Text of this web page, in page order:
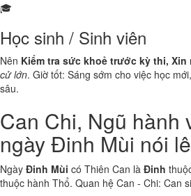
🎓
Học sinh / Sinh viên
Nên Kiểm tra sức khoẻ trước kỳ thi, Xin
cử lớn. Giờ tốt: Sáng sớm cho việc học
sâu.
Can Chi, Ngũ hành
ngày Đinh Mùi nói
Ngày Đinh Mùi có Thiên Can là Đinh
thuộc hành Thổ. Quan hệ Can - Chi: Can